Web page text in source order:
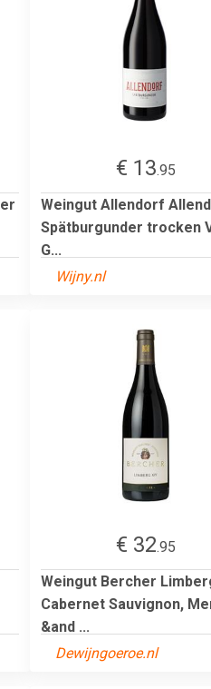
€ 13.95
Weingut Allendorf
Spätburgunder trocken
G...
Wijny.nl
€ 32.95
Weingut Bercher
Cabernet Sauvignon,
&and ...
Dewijngoeroe.nl